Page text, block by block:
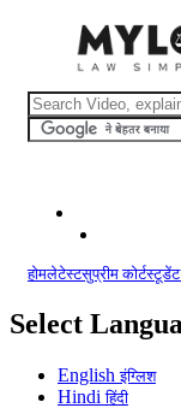
होमलेटेस्टसुप्रीम कोर्ट
Select
Englishइंग्लिश
Hindiहिंदी